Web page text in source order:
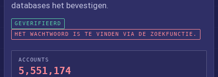
databases het bevestigen.
GEVERIFIEERD
HET WACHTWOORD IS TE VINDEN VIA DE ZOEKFUNCTIE.
ACCOUNTS
5,551,174